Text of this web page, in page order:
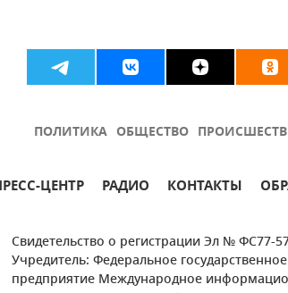
ПОЛИТИКА ОБЩЕСТВО
ЦЕНТР РАДИО КОНТАКТЫ
Свидетельство о регистрации Эл № ФС77-
Учредитель: Федеральное
предприятие Международное